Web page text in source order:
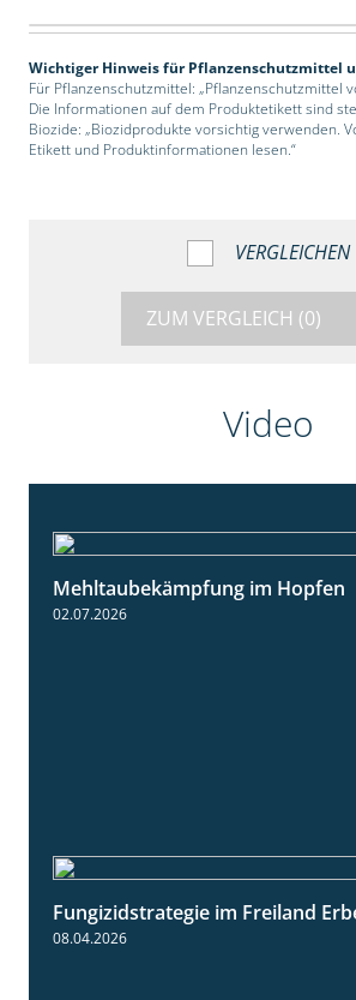
Wichtiger Hinweis für Pflanzenschutzmittel
Für Pflanzenschutzmittel: „Pflanzenschutzmittel
Die Informationen auf dem Produktetikett sind
Biozide: „Biozidprodukte vorsichtig verwenden.
Etikett und Produktinformationen lesen.“
VERGLEICHEN
ZUM VERGLEICH (0)
Video
Mehltaubekämpfung im Hopfen
02.07.2026
Fungizidstrategie im Freiland
08.04.2026